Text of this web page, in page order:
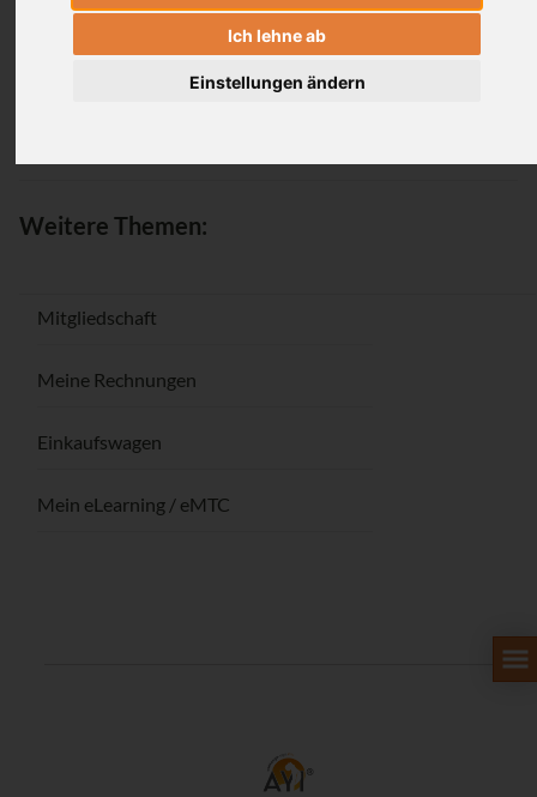
Ich lehne ab
Einstellungen ändern
Passwort vergessen / Registrieren
Weitere Themen:
Mitgliedschaft
Meine Rechnungen
Einkaufswagen
Mein eLearning / eMTC